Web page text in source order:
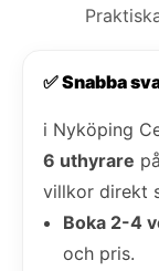
✅ Snabba
i Nyköping
6 uthyrare
villkor direkt
Boka 2-4
och pris.